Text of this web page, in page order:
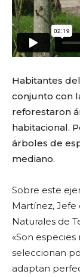
Habitantes
conjunto con
reforestaron
habitacional.
árboles de
mediano.
Sobre este
Martínez,
Naturales de
«Son especies
seleccionan
adaptan